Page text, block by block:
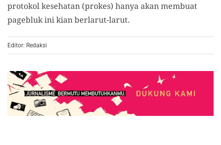
protokol kesehatan (prokes) hanya akan membuat
pagebluk ini kian berlarut-larut.
Editor: Redaksi